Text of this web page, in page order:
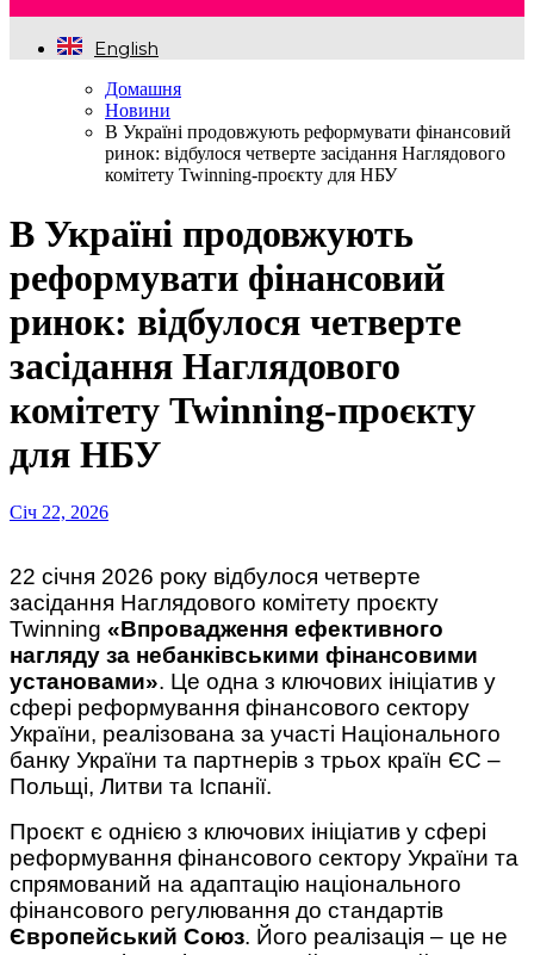
English
Домашня
Новини
В Україні продовжують реформувати фінансовий
ринок: відбулося четверте засідання Наглядового
комітету Twinning-проєкту для НБУ
В Україні продовжують
реформувати фінансовий
ринок: відбулося четверте
засідання Наглядового
комітету Twinning-проєкту
для НБУ
Січ 22, 2026
22 січня 2026 року відбулося четверте
засідання Наглядового комітету проєкту
Twinning «Впровадження ефективного
нагляду за небанківськими фінансовими
установами». Це одна з ключових ініціатив у
сфері реформування фінансового сектору
України, реалізована за участі Національного
банку України та партнерів з трьох країн ЄС –
Польщі, Литви та Іспанії.
Проєкт є однією з ключових ініціатив у сфері
реформування фінансового сектору України та
спрямований на адаптацію національного
фінансового регулювання до стандартів
Європейський Союз. Його реалізація – це не